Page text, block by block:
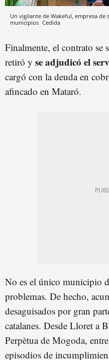
Un vigilante de Wakeful, empresa
municipios Cedida
Finalmente, el contrato se
retiró y se adjudicó el
cargó con la deuda en
afincado en Mataró.
No es el único municipio
problemas. De hecho,
desaguisados por gran
catalanes. Desde Lloret a
Perpètua de Mogoda,
episodios de